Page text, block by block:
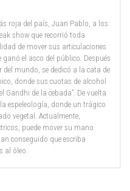
roja del país, Juan Pablo, a los
show que recorrió toda
de mover sus articulaciones
ganó el asco del público. Después
del mundo, se dedicó a la cata de
donde sus cuotas de alcohol
Gandhi de la cebada”. De vuelta
espeleología, donde un trágico
vegetal. Actualmente,
puede mover su mano
conseguido que escriba
al óleo.